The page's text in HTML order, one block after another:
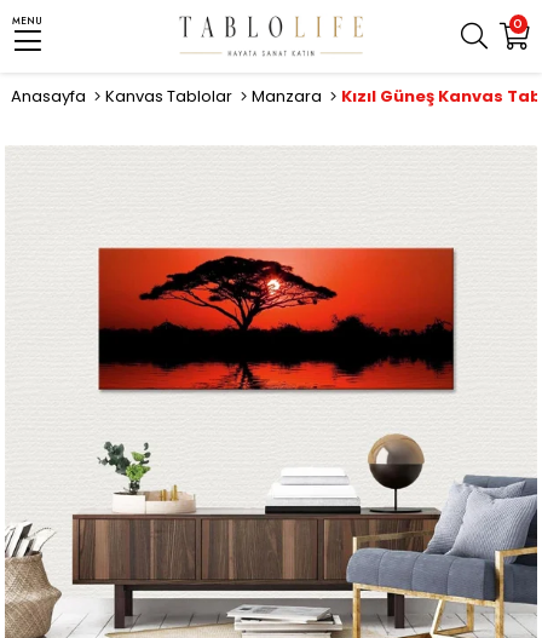
0
MENU
Anasayfa Kanvas Tablolar Manzara Kızıl Güneş Kanvas